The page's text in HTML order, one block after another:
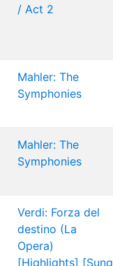
/ Act 2
Mahler: The
Symphonies
Mahler: The
Symphonies
Verdi: Forza del
destino (La
Opera)
[Highlights] [Sung